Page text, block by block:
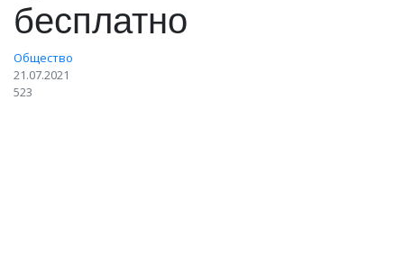
бесплатно
Общество
21.07.2021
523